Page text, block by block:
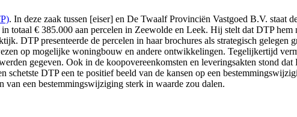
. In deze zaak tussen [eiser] en De Twaalf Provinciën Vastgoed B.V. staat
€ 385.000 aan percelen in Zeewolde en Leek. Hij stelt dat DTP hem
DTP presenteerde de percelen in haar brochures als strategisch gelegen
op mogelijke woningbouw en andere ontwikkelingen. Tegelijkertijd
gegeven. Ook in de koopovereenkomsten en leveringsakten stond dat
DTP een te positief beeld van de kansen op een
een bestemmingswijziging sterk in waarde zou dalen.